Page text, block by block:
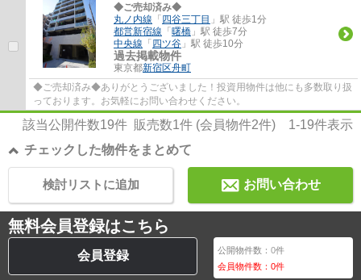
◆ご売却済み◆
丸ノ内線 「四谷三丁目 」駅 徒歩1分
都営新宿線 「曙橋 」駅 徒歩7分
中央線 「四ツ谷 」駅 徒歩10分
過去掲載物件
東京都新宿区舟町
◆ご売却済み◆ありがとうございました！投資用物件は他にも多数取り扱
っております。お気軽にお問い合わせください。
該当公開件数19件 販売数1件 (会員物件2件) 1-19件表示
チェックした物件をまとめて
お問い合わせ
検討リストに追加
無料会員登録はこちら
会員登録 公開物件数：0件
会員物件数：0件